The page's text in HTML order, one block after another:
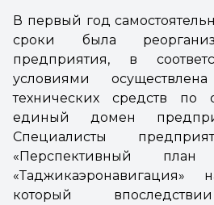
В первый год
сроки была
предприятия, в
условиями
технических средств по
единый домен
Специалисты
«Перспективный
«Таджикаэронавигация»
который